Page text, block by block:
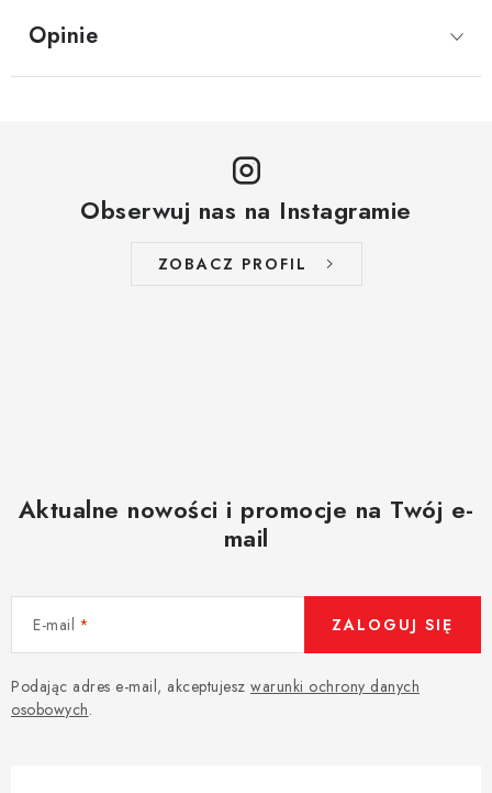
Opinie
Obserwuj nas na Instagramie
ZOBACZ PROFIL
Aktualne nowości i promocje na Twój e-
mail
E-mail
Podając adres e-mail, akceptujesz warunki ochrony danych
osobowych.
ZALOGUJ SIĘ